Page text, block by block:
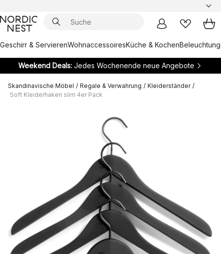
Geschirr & ServierenWohnaccessoiresKüche & KochenBeleuchtung
Weekend Deals:Jedes Wochenende neue Angebote
Skandinavische Möbel / Regale & Verwahrung / Kleiderständer /
Soft Kleiderhaken slim 4er Pack